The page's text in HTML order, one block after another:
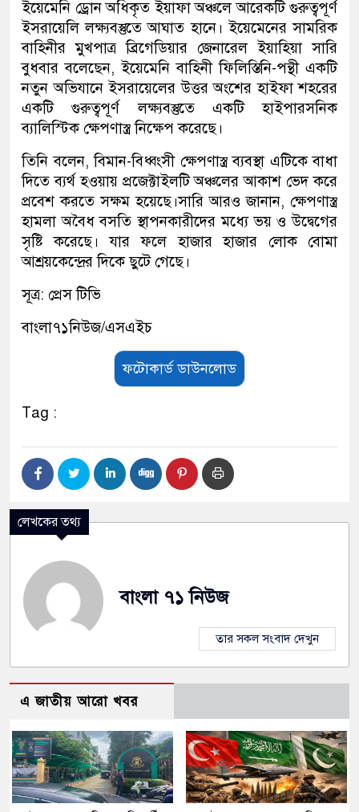
ইয়েমেনি ড্রোন অধিকৃত ইয়াফা অঞ্চলে আরেকটি গুরুত্বপূর্ণ
ইসরায়েলি লক্ষ্যবস্তুতে আঘাত হানে। ইয়েমেনের সামরিক
বাহিনীর মুখপাত্র ব্রিগেডিয়ার জেনারেল ইয়াহিয়া সারি
বুধবার বলেছেন, ইয়েমেনি বাহিনী ফিলিস্তিনি-পন্থী একটি
নতুন অভিযানে ইসরায়েলের উত্তর অংশের হাইফা শহরের
একটি গুরুত্বপূর্ণ লক্ষ্যবস্তুতে একটি হাইপারসনিক
ব্যালিস্টিক ক্ষেপণাস্ত্র নিক্ষেপ করেছে।
তিনি বলেন, বিমান-বিধ্বংসী ক্ষেপণাস্ত্র ব্যবস্থা এটিকে বাধা
দিতে ব্যর্থ হওয়ায় প্রজেক্টাইলটি অঞ্চলের আকাশ ভেদ করে
প্রবেশ করতে সক্ষম হয়েছে।সারি আরও জানান, ক্ষেপণাস্ত্র
হামলা অবৈধ বসতি স্থাপনকারীদের মধ্যে ভয় ও উদ্বেগের
সৃষ্টি করেছে। যার ফলে হাজার হাজার লোক বোমা
আশ্রয়কেন্দ্রের দিকে ছুটে গেছে।
সূত্র: প্রেস টিভি
বাংলা৭১নিউজ/এসএইচ
ফটোকার্ড ডাউনলোড
Tag :
লেখকের তথ্য
বাংলা ৭১ নিউজ
তার সকল সংবাদ দেখুন
এ জাতীয় আরো খবর